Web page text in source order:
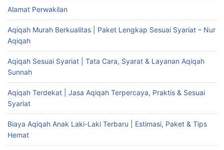
Alamat Perwakilan
Aqiqah Murah Berkualitas | Paket Lengkap Sesuai Syariat – Nur
Aqiqah
Aqiqah Sesuai Syariat | Tata Cara, Syarat & Layanan Aqiqah
Sunnah
Aqiqah Terdekat | Jasa Aqiqah Terpercaya, Praktis & Sesuai
Syariat
Biaya Aqiqah Anak Laki-Laki Terbaru | Estimasi, Paket & Tips
Hemat